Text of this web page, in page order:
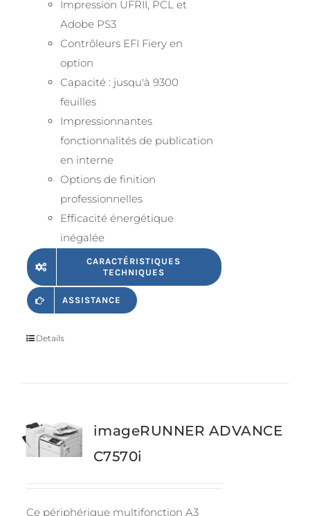
Impression UFRII, PCL et
Adobe PS3
Contrôleurs EFI Fiery en
option
Capacité : jusqu'à 9300
feuilles
Impressionnantes
fonctionnalités de publication
en interne
Options de finition
professionnelles
Efficacité énergétique
inégalée
CARACTÉRISTIQUES
TECHNIQUES
ASSISTANCE
Details
imageRUNNER ADVANCE
C7570i
Ce périphérique multifonction A3